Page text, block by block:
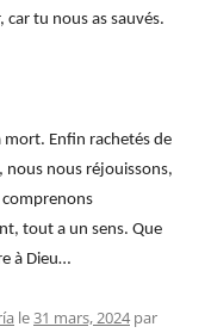
car tu nous as sauvés.
Enfin rachetés de
nous nous réjouissons,
comprenons
tout a un sens. Que
à Dieu…
le31 mars, 2024 par